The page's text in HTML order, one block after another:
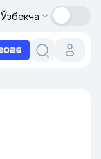
Ўзбекча